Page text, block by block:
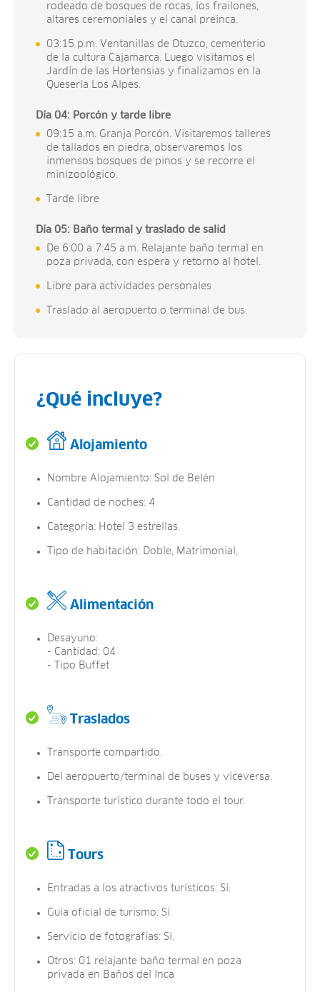
rodeado de bosques de rocas, los frailones,
altares ceremoniales y el canal preinca.
03:15 p.m. Ventanillas de Otuzco, cementerio
de la cultura Cajamarca. Luego visitamos el
Jardín de las Hortensias y finalizamos en la
Quesería Los Alpes.
Día 04: Porcón y tarde libre
09:15 a.m. Granja Porcón. Visitaremos talleres
de tallados en piedra, observaremos los
inmensos bosques de pinos y se recorre el
minizoológico.
Tarde libre
Día 05: Baño termal y traslado de salid
De 6:00 a 7:45 a.m. Relajante baño termal en
poza privada, con espera y retorno al hotel.
Libre para actividades personales
Traslado al aeropuerto o terminal de bus.
¿Qué incluye?
Alojamiento
Nombre Alojamiento: Sol de Belén
Cantidad de noches: 4
Categoría: Hotel 3 estrellas.
Tipo de habitación: Doble, Matrimonial,
Alimentación
Desayuno:
- Cantidad: 04
- Tipo Buffet
Traslados
Transporte compartido.
Del aeropuerto/terminal de buses y viceversa.
Transporte turístico durante todo el tour.
Tours
Entradas a los atractivos turísticos: Sí.
Guía oficial de turismo: Sí.
Servicio de fotografías: Sí.
Otros: 01 relajante baño termal en poza
privada en Baños del Inca